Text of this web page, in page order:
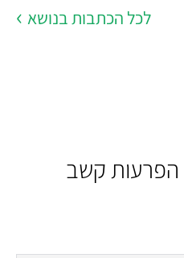
לכל הכתבות בנושא
הפרעות קשב